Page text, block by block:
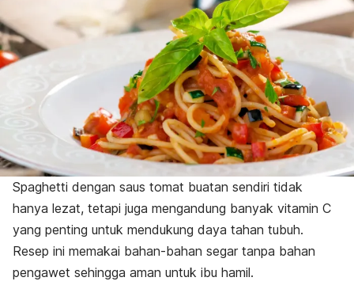
Spaghetti dengan saus tomat buatan sendiri tidak
hanya lezat, tetapi juga mengandung banyak vitamin C
yang penting untuk mendukung daya tahan tubuh.
Resep ini memakai bahan-bahan segar tanpa bahan
pengawet sehingga aman untuk ibu hamil.